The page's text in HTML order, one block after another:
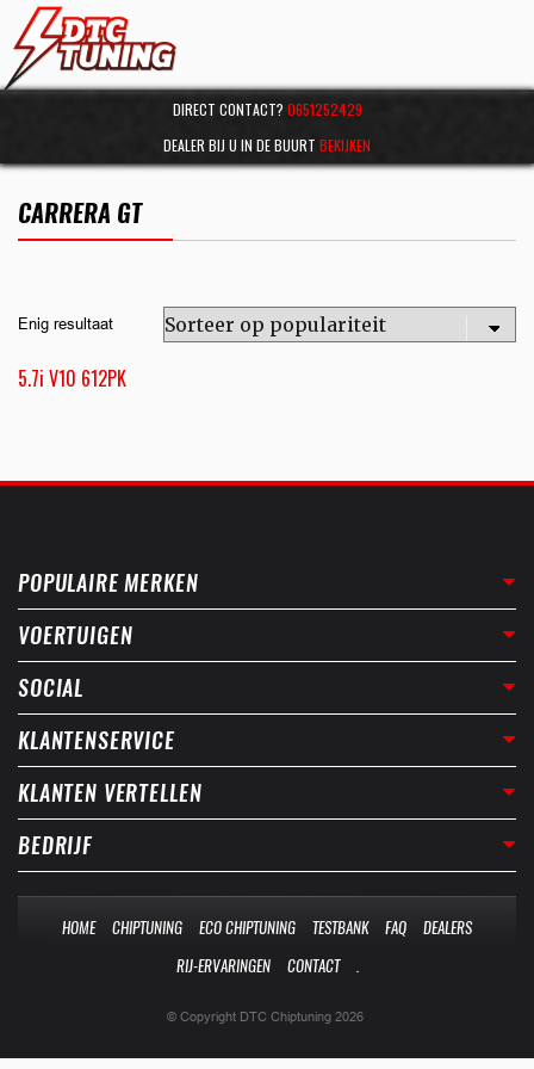
DIRECT CONTACT? 0651252429
DEALER BIJ U IN DE BUURT BEKIJKEN
CARRERA GT
Enig resultaat
5.7i V10 612PK
POPULAIRE MERKEN
VOERTUIGEN
SOCIAL
KLANTENSERVICE
KLANTEN VERTELLEN
BEDRIJF
HOME CHIPTUNING ECO CHIPTUNING TESTBANK FAQ
DEALERS
RIJ-ERVARINGEN
CONTACT
© Copyright DTC Chiptuning 2026